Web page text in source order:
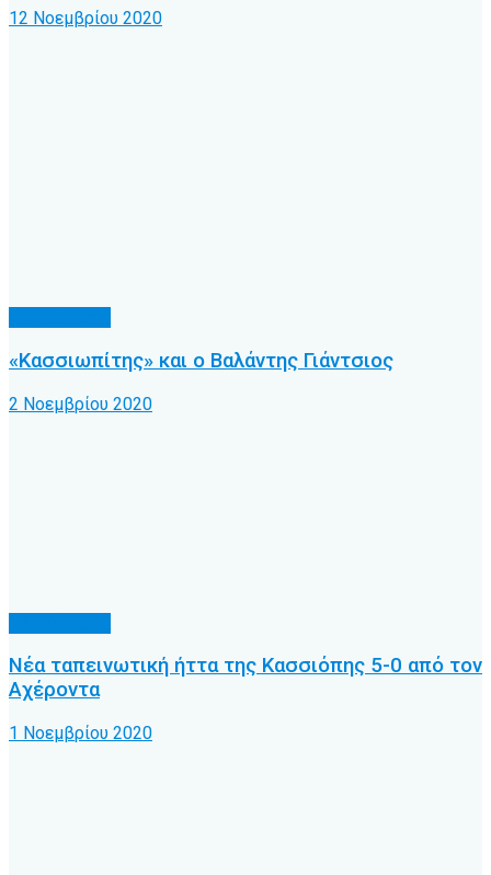
12 Νοεμβρίου 2020
«Κασσιωπίτης» και ο Βαλάντης Γιάντσιος
2 Νοεμβρίου 2020
Νέα ταπεινωτική ήττα της Κασσιόπης 5-0 από τον
Αχέροντα
1 Νοεμβρίου 2020